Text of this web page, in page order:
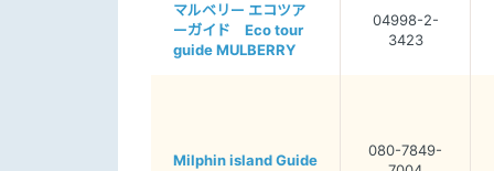
マルベリー エコツア
ーガイド Eco tour
guide MULBERRY
04998-2-
3423
Milphin island Guide
080-7849-